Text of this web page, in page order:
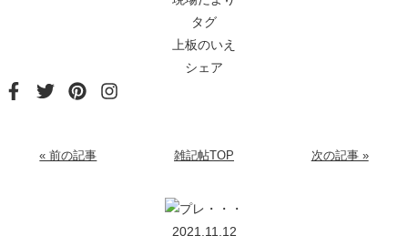
タグ
上板のいえ
シェア
« 前の記事 雑記帖TOP 次の記事 »
2021.11.12